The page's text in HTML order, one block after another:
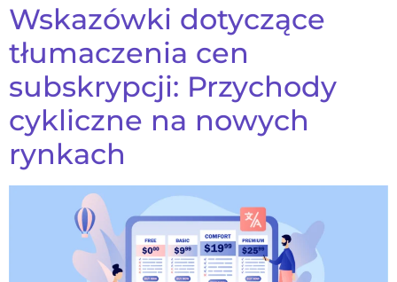
Wskazówki dotyczące
tłumaczenia cen
subskrypcji: Przychody
cykliczne na nowych
rynkach